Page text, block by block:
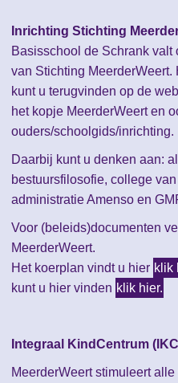
Inrichting Stichting
Basisschool de Schrank
van Stichting
kunt u terugvinden op de
het kopje MeerderWeert en
ouders/schoolgids/inrichting.
Daarbij kunt u denken aan:
bestuursfilosofie, college
administratie Amenso en
Voor (beleids)documenten
MeerderWeert.
Het koerplan vindt u hier klik
kunt u hier vinden klik hier.
Integraal KindCentrum
MeerderWeert stimuleert